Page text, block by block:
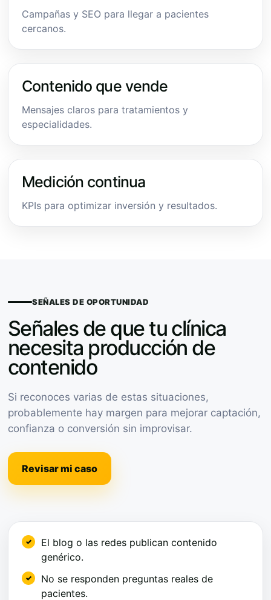
Campañas y SEO para llegar a pacientes
cercanos.
Contenido que vende
Mensajes claros para tratamientos y
especialidades.
Medición continua
KPIs para optimizar inversión y resultados.
SEÑALES DE OPORTUNIDAD
Señales de que tu clínica
necesita producción de
contenido
Si reconoces varias de estas situaciones,
probablemente hay margen para mejorar captación,
confianza o conversión sin improvisar.
Revisar mi caso
El blog o las redes publican contenido
genérico.
No se responden preguntas reales de
pacientes.